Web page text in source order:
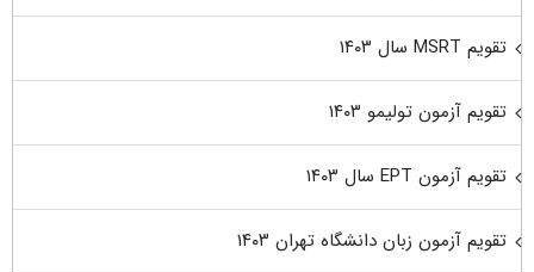
تقویم MSRT سال ۱۴۰۳
تقویم آزمون تولیمو ۱۴۰۳
تقویم آزمون EPT سال ۱۴۰۳
تقویم آزمون زبان دانشگاه تهران ۱۴۰۳